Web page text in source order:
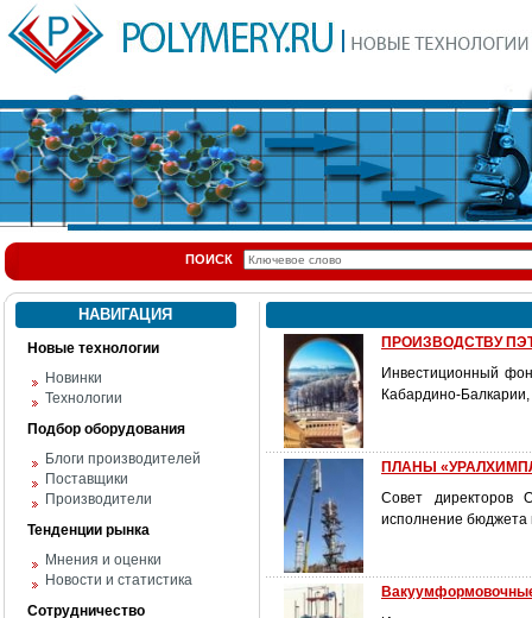
ПОИСК
НАВИГАЦИЯ
Новые технологии
Новинки
Технологии
Подбор оборудования
Блоги производителей
Поставщики
Производители
Тенденции рынка
Мнения и оценки
Новости и статистика
Сотрудничество
ПРОИЗВОДСТВУ
Инвестиционный
Кабардино-
ПЛАНЫ
Совет директоров
исполнение бюджета